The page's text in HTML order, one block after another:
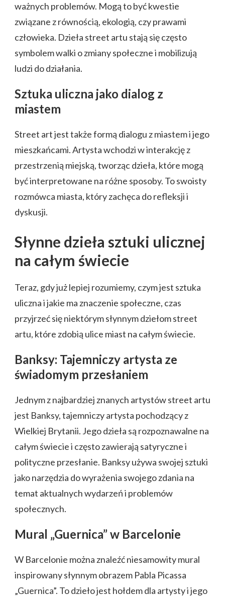
ważnych problemów. Mogą to być kwestie
związane z równością, ekologią, czy prawami
człowieka. Dzieła street artu stają się często
symbolem walki o zmiany społeczne i mobilizują
ludzi do działania.
Sztuka uliczna jako dialog z
miastem
Street art jest także formą dialogu z miastem i jego
mieszkańcami. Artysta wchodzi w interakcję z
przestrzenią miejską, tworząc dzieła, które mogą
być interpretowane na różne sposoby. To swoisty
rozmówca miasta, który zachęca do refleksji i
dyskusji.
Słynne dzieła sztuki ulicznej
na całym świecie
Teraz, gdy już lepiej rozumiemy, czym jest sztuka
uliczna i jakie ma znaczenie społeczne, czas
przyjrzeć się niektórym słynnym dziełom street
artu, które zdobią ulice miast na całym świecie.
Banksy: Tajemniczy artysta ze
świadomym przesłaniem
Jednym z najbardziej znanych artystów street artu
jest Banksy, tajemniczy artysta pochodzący z
Wielkiej Brytanii. Jego dzieła są rozpoznawalne na
całym świecie i często zawierają satyryczne i
polityczne przesłanie. Banksy używa swojej sztuki
jako narzędzia do wyrażenia swojego zdania na
temat aktualnych wydarzeń i problemów
społecznych.
Mural „Guernica” w Barcelonie
W Barcelonie można znaleźć niesamowity mural
inspirowany słynnym obrazem Pabla Picassa
„Guernica”. To dzieło jest hołdem dla artysty i jego